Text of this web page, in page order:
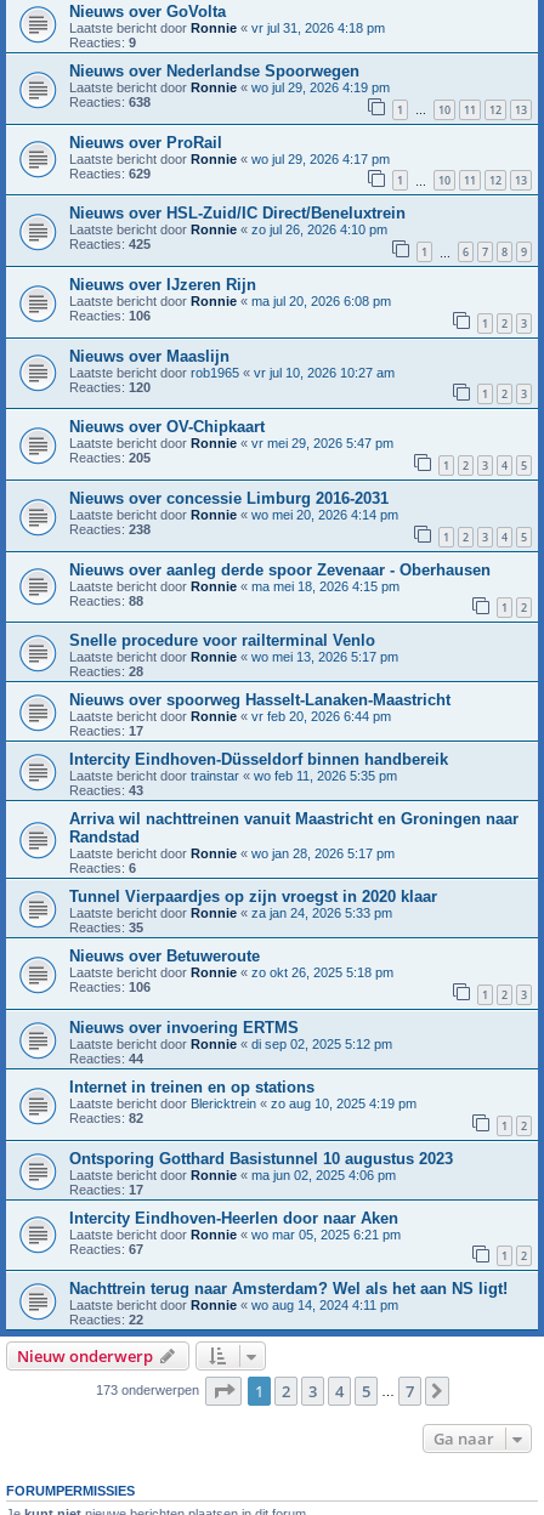
Nieuws over GoVolta
Laatste bericht door Ronnie « vr jul 31, 2026 4:18 pm
Reacties: 9
Nieuws over Nederlandse Spoorwegen
Laatste bericht door Ronnie « wo jul 29, 2026 4:19 pm
Reacties: 638 1 … 10 11 12 13
Nieuws over ProRail
Laatste bericht door Ronnie « wo jul 29, 2026 4:17 pm
Reacties: 629 1 10 11 12 13
Nieuws over HSL-Zuid/IC Direct/Beneluxtrein
Laatste bericht door Ronnie « zo jul 26, 2026 4:10 pm
Reacties: 425 1 6 7 8 9
Nieuws over IJzeren Rijn
Laatste bericht door Ronnie « ma jul 20, 2026 6:08 pm
Reacties: 106 1 2 3
Nieuws over Maaslijn
Laatste bericht door rob1965 « vr jul 10, 2026 10:27 am
Reacties: 120 1 2 3
Nieuws over OV-Chipkaart
Laatste bericht door Ronnie « vr mei 29, 2026 5:47 pm
Reacties: 205 1 2 3 4 5
Nieuws over concessie Limburg 2016-2031
Laatste bericht door Ronnie « wo mei 20, 2026 4:14 pm
Reacties: 238 1 2 3 4 5
Nieuws over aanleg derde spoor Zevenaar - Oberhausen
Laatste bericht door Ronnie « ma mei 18, 2026 4:15 pm
Reacties: 88 1 2
Snelle procedure voor railterminal Venlo
Laatste bericht door Ronnie « wo mei 13, 2026 5:17 pm
Reacties: 28
Nieuws over spoorweg Hasselt-Lanaken-Maastricht
Laatste bericht door Ronnie « vr feb 20, 2026 6:44 pm
Reacties: 17
Intercity Eindhoven-Düsseldorf binnen handbereik
Laatste bericht door trainstar « wo feb 11, 2026 5:35 pm
Reacties: 43
Arriva wil nachttreinen vanuit Maastricht en Groningen naar
Randstad
Laatste bericht door Ronnie « wo jan 28, 2026 5:17 pm
Reacties: 6
Tunnel Vierpaardjes op zijn vroegst in 2020 klaar
Laatste bericht door Ronnie « za jan 24, 2026 5:33 pm
Reacties: 35
Nieuws over Betuweroute
Laatste bericht door Ronnie « zo okt 26, 2025 5:18 pm
Reacties: 106 1 2 3
Nieuws over invoering ERTMS
Laatste bericht door Ronnie « di sep 02, 2025 5:12 pm
Reacties: 44
Internet in treinen en op stations
Laatste bericht door Blericktrein « zo aug 10, 2025 4:19 pm
Reacties: 82 1 2
Ontsporing Gotthard Basistunnel 10 augustus 2023
Laatste bericht door Ronnie « ma jun 02, 2025 4:06 pm
Reacties: 17
Intercity Eindhoven-Heerlen door naar Aken
Laatste bericht door Ronnie « wo mar 05, 2025 6:21 pm
Reacties: 67 1 2
Nachttrein terug naar Amsterdam? Wel als het aan NS ligt!
Laatste bericht door Ronnie « wo aug 14, 2024 4:11 pm
Reacties: 22
Nieuw onderwerp
173 onderwerpen Pagina van 7
1 2 3 4 5 7
Ga naar
FORUMPERMISSIES